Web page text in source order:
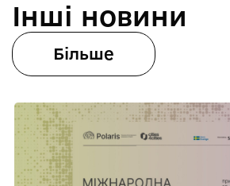
Інші новини
Більше